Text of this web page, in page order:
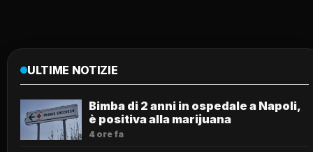
ULTIME NOTIZIE
Bimba di 2 anni in ospedale a Napoli,
è positiva alla marijuana
4 ore fa